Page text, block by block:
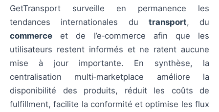
GetTransport surveille en permanence les
tendances internationales du transport, du
commerce et de l’e‑commerce afin que les
utilisateurs restent informés et ne ratent aucune
mise à jour importante. En synthèse, la
centralisation multi‑marketplace améliore la
disponibilité des produits, réduit les coûts de
fulfillment, facilite la conformité et optimise les flux